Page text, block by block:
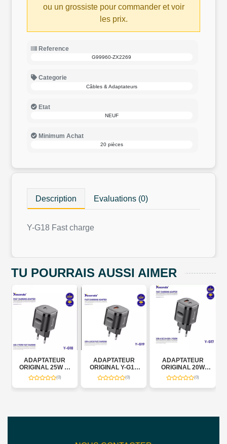
ou un grossiste pour commander et voir
les prix.
Reference
G99960-ZX2269
Categorie
Câbles & Adaptateurs
Etat
NEUF
Minimum Achat
20 pièces
Description Evaluations (0)
Y-G18 Fast charge
TU POURRAIS AUSSI AIMER
ADAPTATEUR
ORIGINAL 25W Y-
G18 YOSONDA
(0)
ADAPTATEUR
ORIGINAL Y-G19
YOSONDA
(0)
ADAPTATEUR
ORIGINAL 20W
MARQUE
YOSONDA
(0)